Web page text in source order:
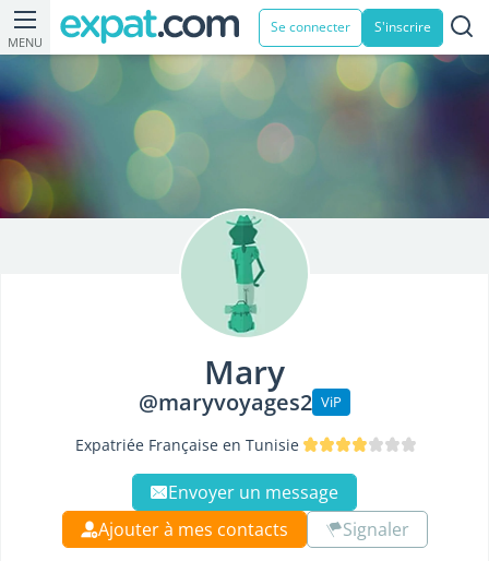
MENU
Se connecter S'inscrire
Mary
@maryvoyages2 ViP
Expatriée Française en Tunisie
Envoyer un message
Ajouter à mes contacts
Signaler